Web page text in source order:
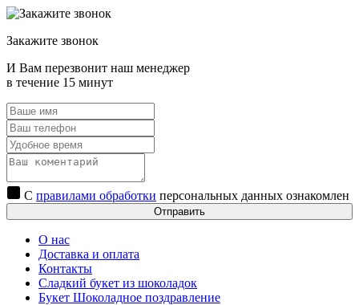
Закажите звонок
И Вам перезвонит наш менеджер
в течение 15 минут
С правилами обработки персональных данных ознакомлен
Отправить
О нас
Доставка и оплата
Контакты
Сладкий букет из шоколадок
Букет Шоколадное поздравление